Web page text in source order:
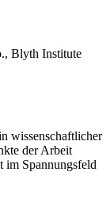
Blyth Institute
wissenschaftlicher
der Arbeit
im Spannungsfeld